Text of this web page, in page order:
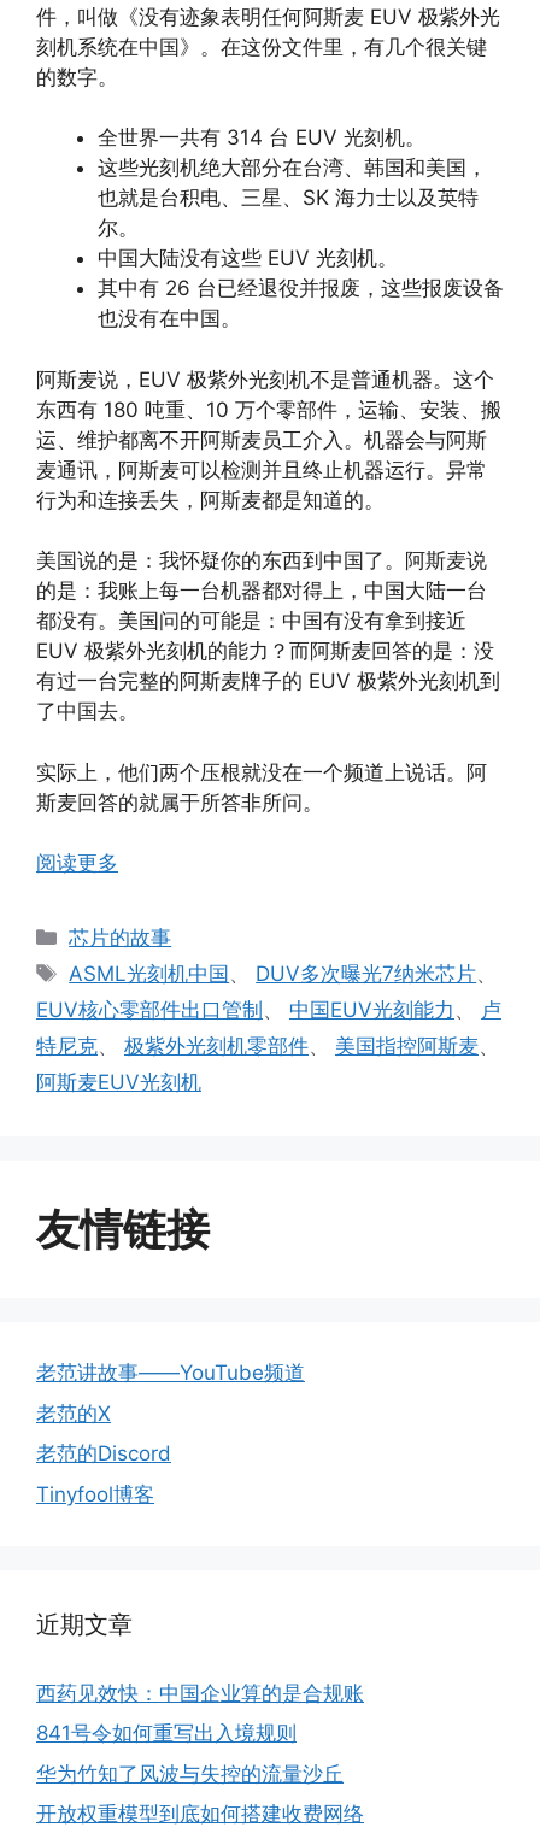
件，叫做《没有迹象表明任何阿斯麦 EUV 极紫外光
刻机系统在中国》。在这份文件里，有几个很关键
的数字。
全世界一共有 314 台 EUV 光刻机。
这些光刻机绝大部分在台湾、韩国和美国，
也就是台积电、三星、SK 海力士以及英特
尔。
中国大陆没有这些 EUV 光刻机。
其中有 26 台已经退役并报废，这些报废设备
也没有在中国。
阿斯麦说，EUV 极紫外光刻机不是普通机器。这个
东西有 180 吨重、10 万个零部件，运输、安装、搬
运、维护都离不开阿斯麦员工介入。机器会与阿斯
麦通讯，阿斯麦可以检测并且终止机器运行。异常
行为和连接丢失，阿斯麦都是知道的。
美国说的是：我怀疑你的东西到中国了。阿斯麦说
的是：我账上每一台机器都对得上，中国大陆一台
都没有。美国问的可能是：中国有没有拿到接近
EUV 极紫外光刻机的能力？而阿斯麦回答的是：没
有过一台完整的阿斯麦牌子的 EUV 极紫外光刻机到
了中国去。
实际上，他们两个压根就没在一个频道上说话。阿
斯麦回答的就属于所答非所问。
阅读更多
分
类
芯片的故事
标
签
ASML光刻机中国 、 DUV多次曝光7纳米芯片、
EUV核心零部件出口管制 、 中国EUV光刻能力 、 卢
特尼克、 极紫外光刻机零部件、 美国指控阿斯麦、
阿斯麦EUV光刻机
友情链接
老范讲故事——YouTube频道
老范的X
老范的Discord
Tinyfool博客
近期文章
西药见效快：中国企业算的是合规账
841号令如何重写出入境规则
华为竹知了风波与失控的流量沙丘
开放权重模型到底如何搭建收费网络